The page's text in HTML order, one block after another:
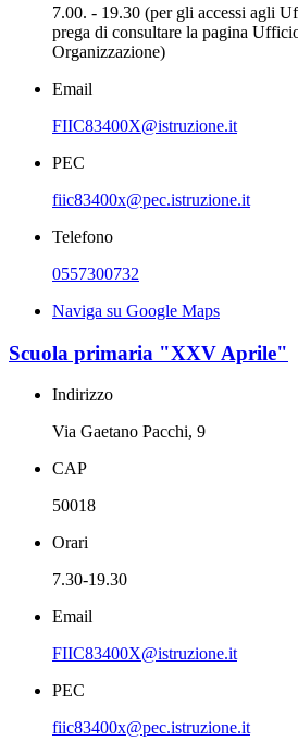
7.00. - 19.30 (per gli accessi agli
prega di consultare la pagina
Organizzazione)
Email
FIIC83400X@istruzione.it
PEC
fiic83400x@pec.istruzione.it
Telefono
0557300732
Naviga su Google Maps
Scuola primaria "XXV Aprile"
Indirizzo
Via Gaetano Pacchi, 9
CAP
50018
Orari
7.30-19.30
Email
FIIC83400X@istruzione.it
PEC
fiic83400x@pec.istruzione.it